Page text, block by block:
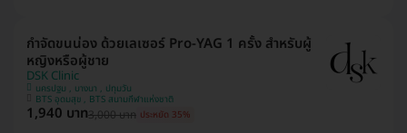
กำจัดขนน่อง ด้วยเลเซอร์ Pro-YAG 1 ครั้ง สำหรับผู้
หญิงหรือผู้ชาย
DSK Clinic
นครปฐม , บางนา , ปทุมวัน
BTS อุดมสุข , BTS สนามกีฬาแห่งชาติ
1,940 บาท3,000 บาท ประหยัด 35%